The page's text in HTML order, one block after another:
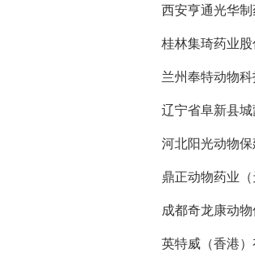
西安亨通光华
桂林集琦药业
兰州奉特动物
辽宁省阜新县
河北阳光动物
鼎正动物药业
成都奇龙康动
英特威（香港